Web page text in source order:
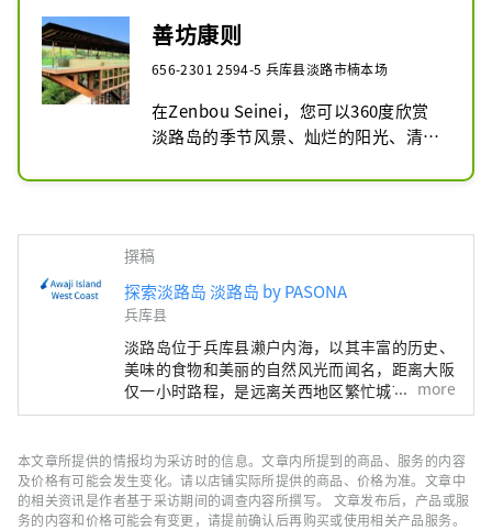
善坊康则
656-2301 2594-5 兵库县淡路市楠本场
在Zenbou Seinei，您可以360度欣赏
淡路岛的季节风景、灿烂的阳光、清新
的星星。这是一个“禅宗隐居和餐
自2022年开业以来，它多次出现在电视
和媒体上，其独特的理念和美丽的建筑
成为热门话题。该建筑的设计不超过淡
路岛的山脊线，最令人印象深刻的是
100m长的木甲板。这款坐禅椅的开发
目的是让任何人都可以轻松地练习坐
禅，让您在没有任何身体疼痛的情况下
以听到鸟鸣的观景台上冥想，你的心灵
会感觉异常平静，你可以体验正念的热
门话题。
撰稿
探索淡路岛 淡路岛 by PASONA
兵库县
淡路岛位于兵库县濑户内海，以其丰富的历史、
美味的食物和美丽的自然风光而闻名，距离大阪
仅一小时路程，是远离关西地区繁忙城市的完美
之地。 我们在这里向您介绍淡路岛上的美丽景
帐户主要由 Pasona Group 运营。
more
本文章所提供的情报均为采访时的信息。文章内所提到的商品、服务的内容
及价格有可能会发生变化。请以店铺实际所提供的商品、价格为准。文章中
的相关资讯是作者基于采访期间的调查内容所撰写。 文章发布后，产品或服
务的内容和价格可能会有变更，请提前确认后再购买或使用相关产品服务。